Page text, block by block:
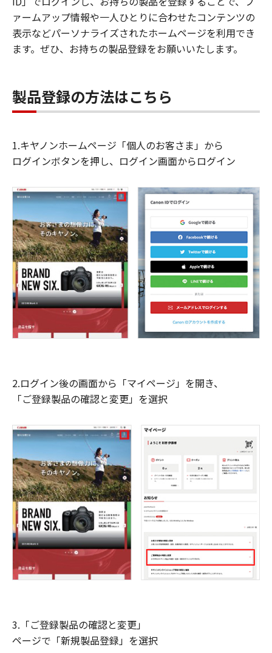
ァームアップ情報や一人ひとりに合わせたコンテンツの
表示などパーソナライズされたホームページを利用でき
ます。ぜひ、お持ちの製品登録をお願いいたします。
製品登録の方法はこちら
1.キヤノンホームページ「個人のお客さま」から
ログインボタンを押し、ログイン画面からログイン
2.ログイン後の画面から「マイページ」を開き、
「ご登録製品の確認と変更」を選択
3.「ご登録製品の確認と変更」
ページで「新規製品登録」を選択